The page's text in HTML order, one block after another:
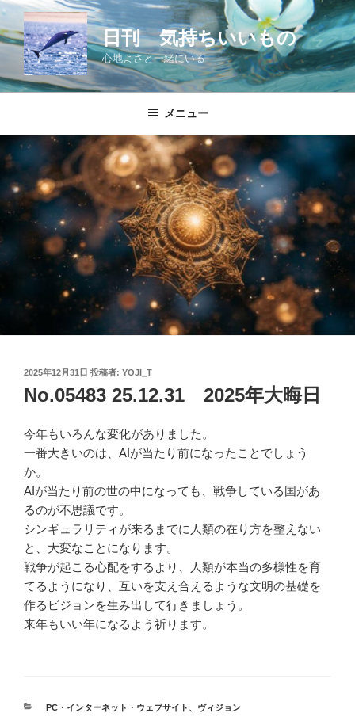
コ
ン
テ
ツ
ッ
プ
日刊 気持ちいいもの
心地よさと一緒にいる
メニュー
投
稿
日:
2025年12月31日 投稿者: YOJI_T
No.05483 25.12.31 2025年大晦日
今年もいろんな変化がありました。
一番大きいのは、AIが当たり前になったことでしょう
か。
AIが当たり前の世の中になっても、戦争している国があ
るのが不思議です。
シンギュラリティが来るまでに人類の在り方を整えない
と、大変なことになります。
戦争が起こる心配をするより、人類が本当の多様性を育
てるようになり、互いを支え合えるような文明の基礎を
作るビジョンを生み出して行きましょう。
来年もいい年になるよう祈ります。
カ
PC・インターネット・ウェブサイト 、 ヴィジョン